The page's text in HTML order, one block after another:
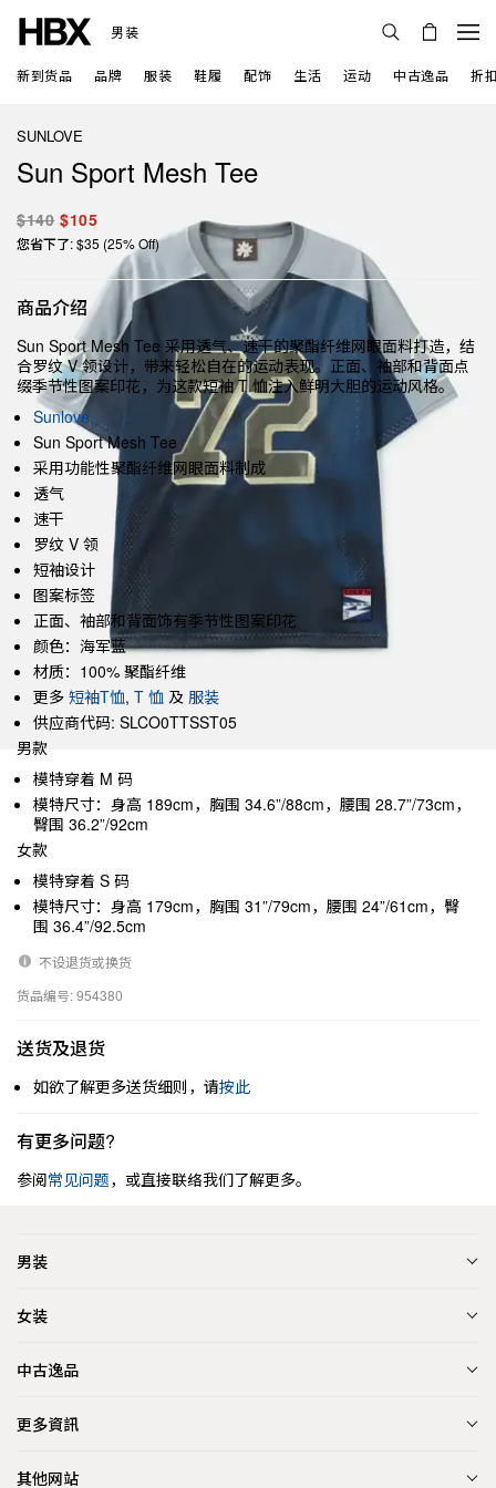
男装
新到货品 品牌 服装 鞋履 配饰 生活 运动 中古逸品 折
SUNLOVE
Sun Sport Mesh Tee
$140 $105
您省下了: $35 (25% Off)
商品介绍
Sun Sport Mesh Tee 采用透气、速干的聚酯纤维网眼面料打造，结
合罗纹 V 领设计，带来轻松自在的运动表现。正面、袖部和背面点
缀季节性图案印花，为这款短袖 T 恤注入鲜明大胆的运动风格。
Sunlove
Sun Sport Mesh Tee
采用功能性聚酯纤维网眼面料制成
透气
速干
罗纹 V 领
短袖设计
图案标签
正面、袖部和背面饰有季节性图案印花
颜色：海军蓝
材质：100% 聚酯纤维
更多 短袖T恤, T 恤 及 服装
供应商代码: SLCO0TTSST05
男款
模特穿着 M 码
模特尺寸：身高 189cm，胸围 34.6”/88cm，腰围 28.7”/73cm，
臀围 36.2”/92cm
女款
模特穿着 S 码
模特尺寸：身高 179cm，胸围 31”/79cm，腰围 24”/61cm，臀
围 36.4”/92.5cm
不设退货或换货
货品编号: 954380
送货及退货
如欲了解更多送货细则，请按此
有更多问题?
参阅常见问题，或直接联络我们了解更多。
男装
女装
中古逸品
更多資訊
其他网站